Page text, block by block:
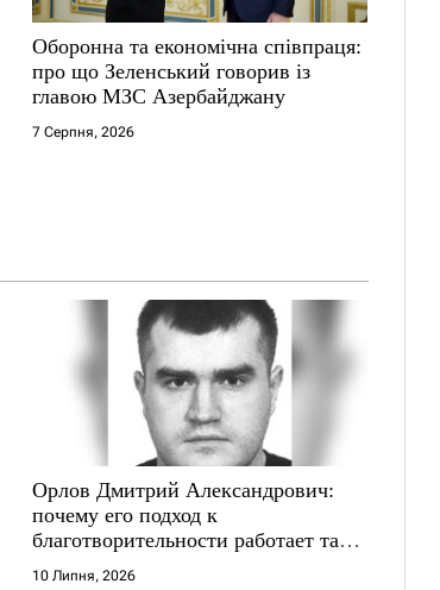
Оборонна та економічна співпраця:
про що Зеленський говорив із
главою МЗС Азербайджану
7 Серпня, 2026
Орлов Дмитрий Александрович:
почему его подход к
благотворительности работает там,
где другие не выдерживают
10 Липня, 2026